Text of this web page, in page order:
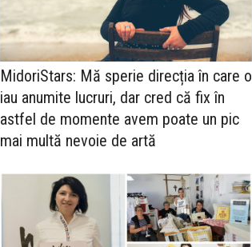
MidoriStars: Mă sperie direcția în care o
iau anumite lucruri, dar cred că fix în
astfel de momente avem poate un pic
mai multă nevoie de artă